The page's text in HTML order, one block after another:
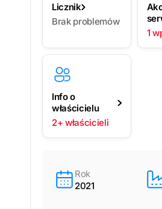
Licznik
Brak problemów
1
Info o
właścicielu
2+ właścicieli
Rok
2021